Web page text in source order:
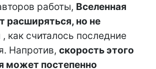
работы, Вселенная
расширяться, но не
, как считалось последние
Напротив, скорость этого
может постепенно